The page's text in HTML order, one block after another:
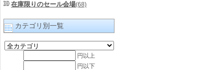
在庫限りのセール会場(68)
カテゴリ別一覧
円以上
円以下